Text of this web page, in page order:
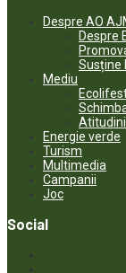
Despre AO
Despre
Susține
Mediu
Atitudini
Energie verde
Turism
Multimedia
Campanii
Joc
Social